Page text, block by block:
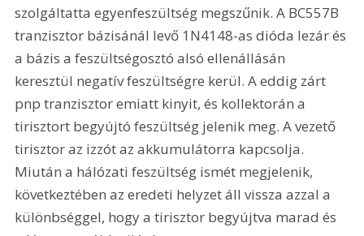
szolgáltatta egyenfeszültség megszűnik. A BC557B
tranzisztor bázisánál levő 1N4148-as dióda lezár és
a bázis a feszültségosztó alsó ellenállásán
keresztül negatív feszültségre kerül. A eddig zárt
pnp tranzisztor emiatt kinyit, és kollektorán a
tirisztort begyújtó feszültség jelenik meg. A vezető
tirisztor az izzót az akkumulátorra kapcsolja.
Miután a hálózati feszültség ismét megjelenik,
következtében az eredeti helyzet áll vissza azzal a
különbséggel, hogy a tirisztor begyújtva marad és